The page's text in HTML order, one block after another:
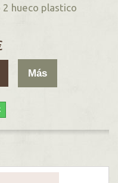
hueco plastico
Más